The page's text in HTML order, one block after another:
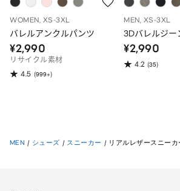
WOMEN, XS-3XL
バレルアンクルパンツ
¥2,990
リサイクル素材
4.5 (999+)
MEN, XS-3XL
3Dバレルジー
¥2,990
4.2 (35)
MEN / シューズ / スニーカー / リアルレザースニーカ